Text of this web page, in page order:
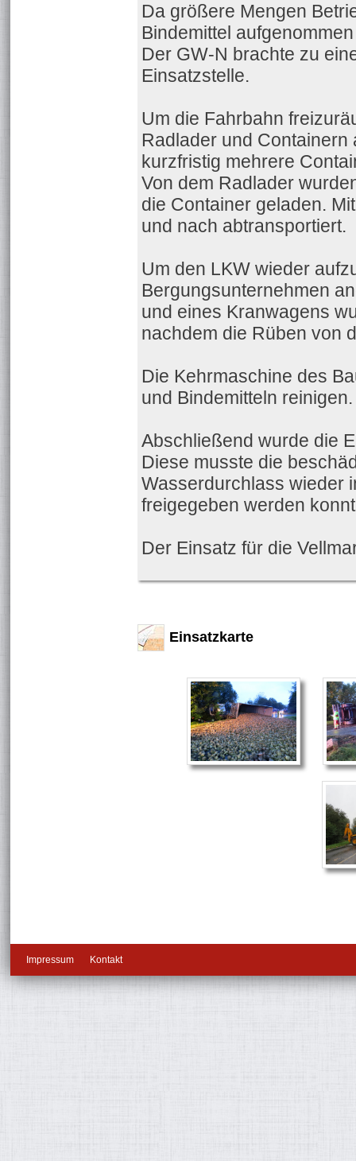
Da größere Mengen
Bindemittel
Der GW-N brachte zu
Einsatzstelle.
Um die Fahrbahn
Radlader und Containern
kurzfristig mehrere
Von dem Radlader
die Container geladen.
und nach abtransportiert.
Um den LKW wieder
Bergungsunternehmen
und eines Kranwagens
nachdem die Rüben von
Die Kehrmaschine des
und Bindemitteln reinigen.
Abschließend wurde die
Diese musste die
Wasserdurchlass wieder
freigegeben werden
Der Einsatz für die
Einsatzkarte
Impressum Kontakt